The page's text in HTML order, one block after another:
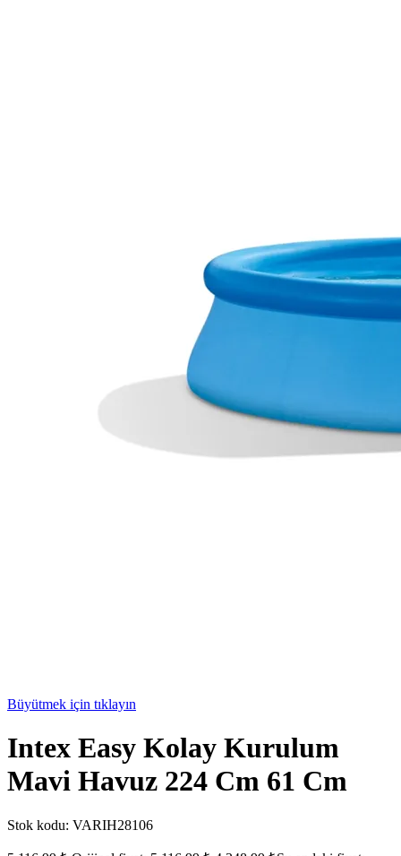
Büyütmek için tıklayın
Intex Easy Kolay Kurulum
Mavi Havuz 224 Cm 61 Cm
Stok kodu: VARIH28106